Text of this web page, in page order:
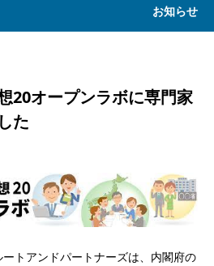
お知らせ
20オープンラボに専門家
た
トアンドパートナーズは、内閣府の